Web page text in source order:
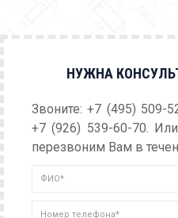
НУЖНА
Звоните: +7 (495) 509-
+7 (926) 539-60-70.
перезвоним Вам в